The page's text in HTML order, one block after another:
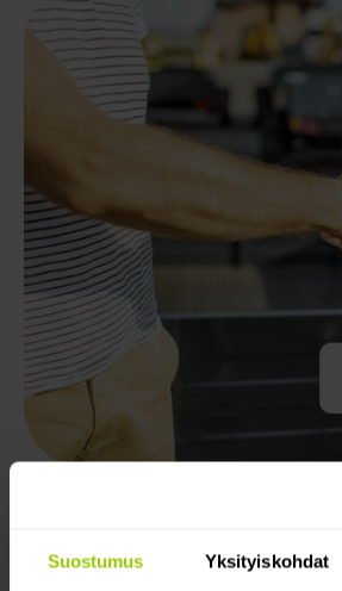
Suostumus Yksityiskohdat
Sitoumus kestävään